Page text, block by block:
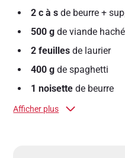
2 c à s de beurre +
500 g de viande
2 feuilles de laurier
400 g de spaghetti
1 noisette de beurre
Afficher plus